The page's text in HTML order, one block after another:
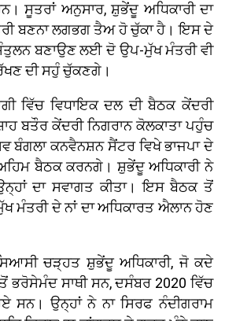
ਸੂਤਰਾਂ ਅਨੁਸਾਰ, ਸ਼ੁਭੇਂਦੂ ਅਧਿਕਾਰੀ ਦਾ
ਬਣਨਾ ਲਗਭਗ ਤੈਅ ਹੋ ਚੁੱਕਾ ਹੈ। ਇਸ ਦੇ
ਬਣਾਉਣ ਲਈ ਦੋ ਉਪ-ਮੁੱਖ ਮੰਤਰੀ ਵੀ
ਦੀ ਸਹੁੰ ਚੁੱਕਣਗੇ।
ਵਿੱਚ ਵਿਧਾਇਕ ਦਲ ਦੀ ਬੈਠਕ ਕੇਂਦਰੀ
ਬਤੌਰ ਕੇਂਦਰੀ ਨਿਗਰਾਨ ਕੋਲਕਾਤਾ ਪਹੁੰਚ
ਬੰਗਲਾ ਕਨਵੈਨਸ਼ਨ ਸੈਂਟਰ ਵਿਖੇ ਭਾਜਪਾ ਦੇ
ਬੈਠਕ ਕਰਨਗੇ। ਸ਼ੁਭੇਂਦੂ ਅਧਿਕਾਰੀ ਨੇ
ਦਾ ਸਵਾਗਤ ਕੀਤਾ। ਇਸ ਬੈਠਕ ਤੋਂ
ਮੰਤਰੀ ਦੇ ਨਾਂ ਦਾ ਅਧਿਕਾਰਤ ਐਲਾਨ ਹੋਣ
ਚੜ੍ਹਤ ਸ਼ੁਭੇਂਦੂ ਅਧਿਕਾਰੀ, ਜੋ ਕਦੇ
ਭਰੋਸੇਮੰਦ ਸਾਥੀ ਸਨ, ਦਸੰਬਰ 2020 ਵਿੱਚ
ਸਨ। ਉਨ੍ਹਾਂ ਨੇ ਨਾ ਸਿਰਫ ਨੰਦੀਗਰਾਮ